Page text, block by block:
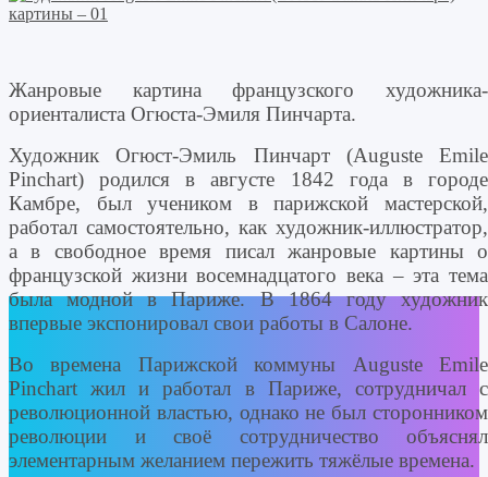
Жанровые картина французского художника-
ориенталиста Огюста-Эмиля Пинчарта.
Художник Огюст-Эмиль Пинчарт (Auguste Emile
Pinchart) родился в августе 1842 года в городе
Камбре, был учеником в парижской мастерской,
работал самостоятельно, как художник-иллюстратор,
а в свободное время писал жанровые картины о
французской жизни восемнадцатого века – эта тема
была модной в Париже. В 1864 году художник
впервые экспонировал свои работы в Салоне.
Во времена Парижской коммуны Auguste Emile
Pinchart жил и работал в Париже, сотрудничал с
революционной властью, однако не был сторонником
революции и своё сотрудничество объяснял
элементарным желанием пережить тяжёлые времена.